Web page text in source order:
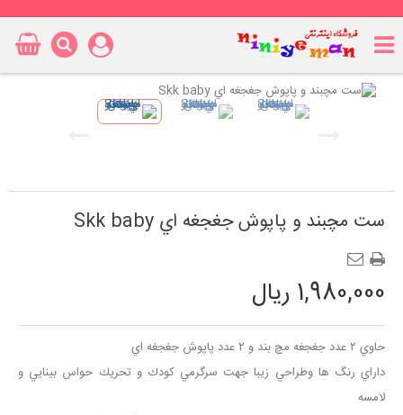
ست مچبند و پاپوش جغجغه اي Skk baby
1,980,000 ریال
حاوي ٢ عدد جغجغه مچ بند و ٢ عدد پاپوش جغجغه اي
داراي رنگ ها وطراحي زيبا جهت سرگرمي كودك و تحريك حواس بينايي و
لامسه